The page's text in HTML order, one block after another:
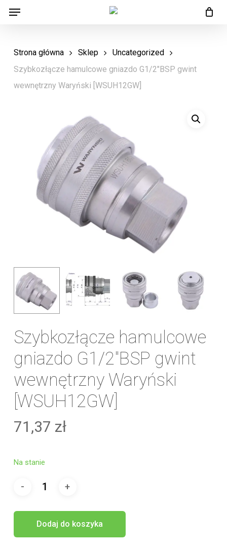
Skip
content
Menu
Strona główna Sklep
Uncategorized
Szybkozłącze hamulcowe gniazdo G1/2″BSP gwint
wewnętrzny Waryński [WSUH12GW]
Szybkozłącze hamulcowe
gniazdo G1/2″BSP gwint
wewnętrzny Waryński
[WSUH12GW]
71,37 zł
Na stanie
Dodaj do koszyka
Menu